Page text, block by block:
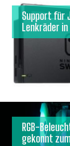
Support für
Lenkräder in
RGB-
gekonnt